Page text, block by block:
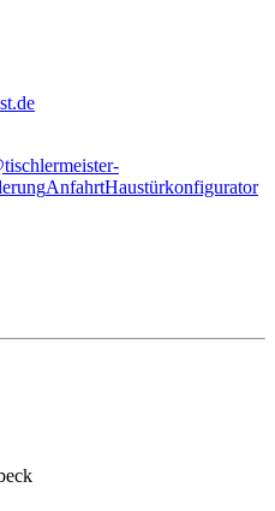
AnfahrtHaustürkonfigurator